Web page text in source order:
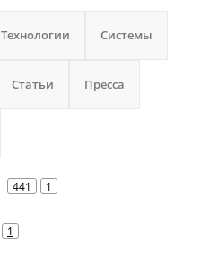
Технологии Системы
Статьи Пресса
441 1
1